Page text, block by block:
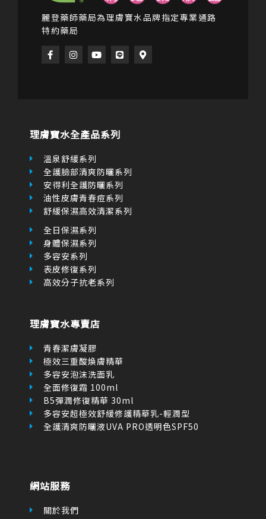
麗登藥師藥局為理膚寶水品牌指定專業通路
特約藥局
F
a
c
f
I
n
s
Y
o
u
L
i
n
M
a
p
理膚寶水全產品系列
溫泉舒緩系列
全護臉部清爽防曬系列
安得利全護防曬系列
油性皮膚青春痘系列
舒緩保濕高效清潔系列
全日保濕系列
身體保濕系列
多容安系列
表皮修復系列
高效分子抗老系列
理膚寶水專賣店
青春潔膚凝膠
極效三重酸煥膚精華
多容安泡沫洗面乳
全面修復霜 100ml
B5彈潤修復精華 30ml
多容安超極效舒緩修護精華乳-輕潤型
全護清爽防曬液UVA PRO透明色SPF50
網站服務
關於我們